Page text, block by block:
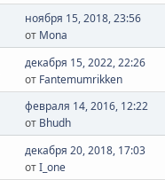
ноября 15, 2018, 23:56
от Mona
декабря 15, 2022, 22:26
от Fantemumrikken
февраля 14, 2016, 12:22
от Bhudh
декабря 20, 2018, 17:03
отI_one